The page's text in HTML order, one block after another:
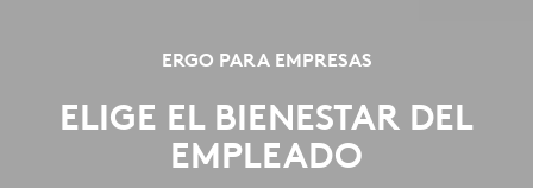
ERGO PARA EMPRESAS
ELIGE EL BIENESTAR DEL
EMPLEADO